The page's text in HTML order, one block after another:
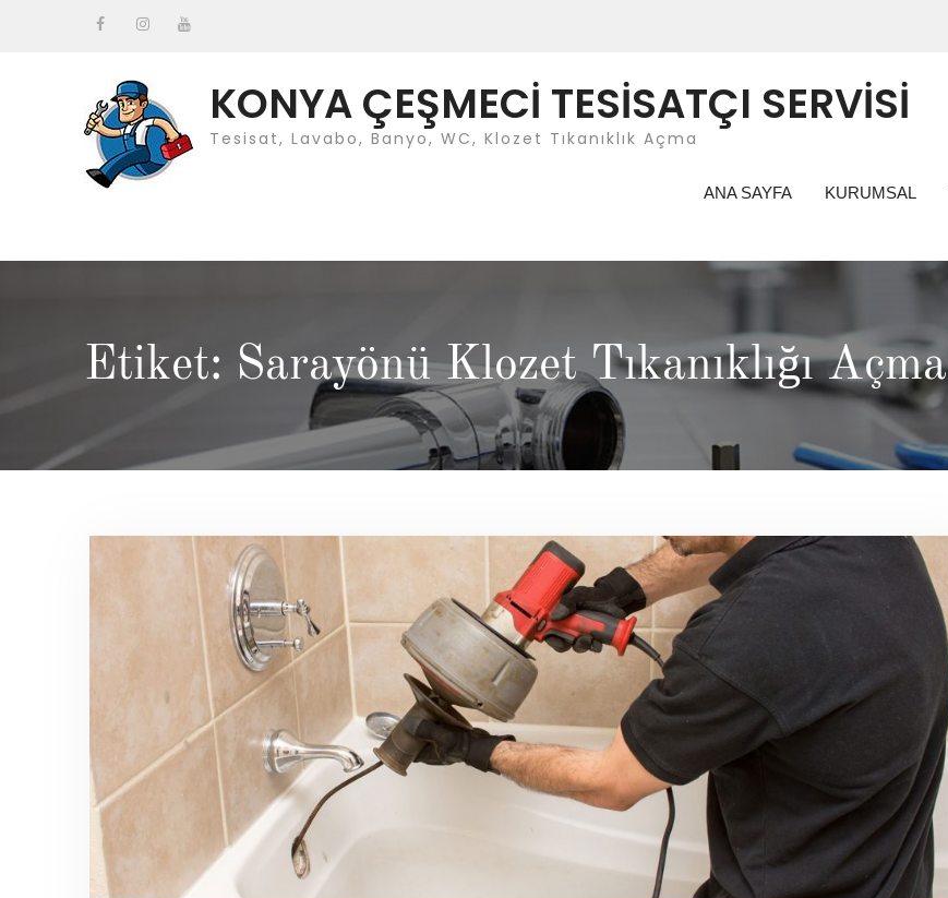
KONYA ÇEŞMECİ TESİSATÇI SERVİSİ
Tesisat, Lavabo, Banyo, WC, Klozet Tıkanıklık Açma
ANA SAYFA KURUMSAL
Etiket: Sarayönü Klozet Tıkanıklığı Açma